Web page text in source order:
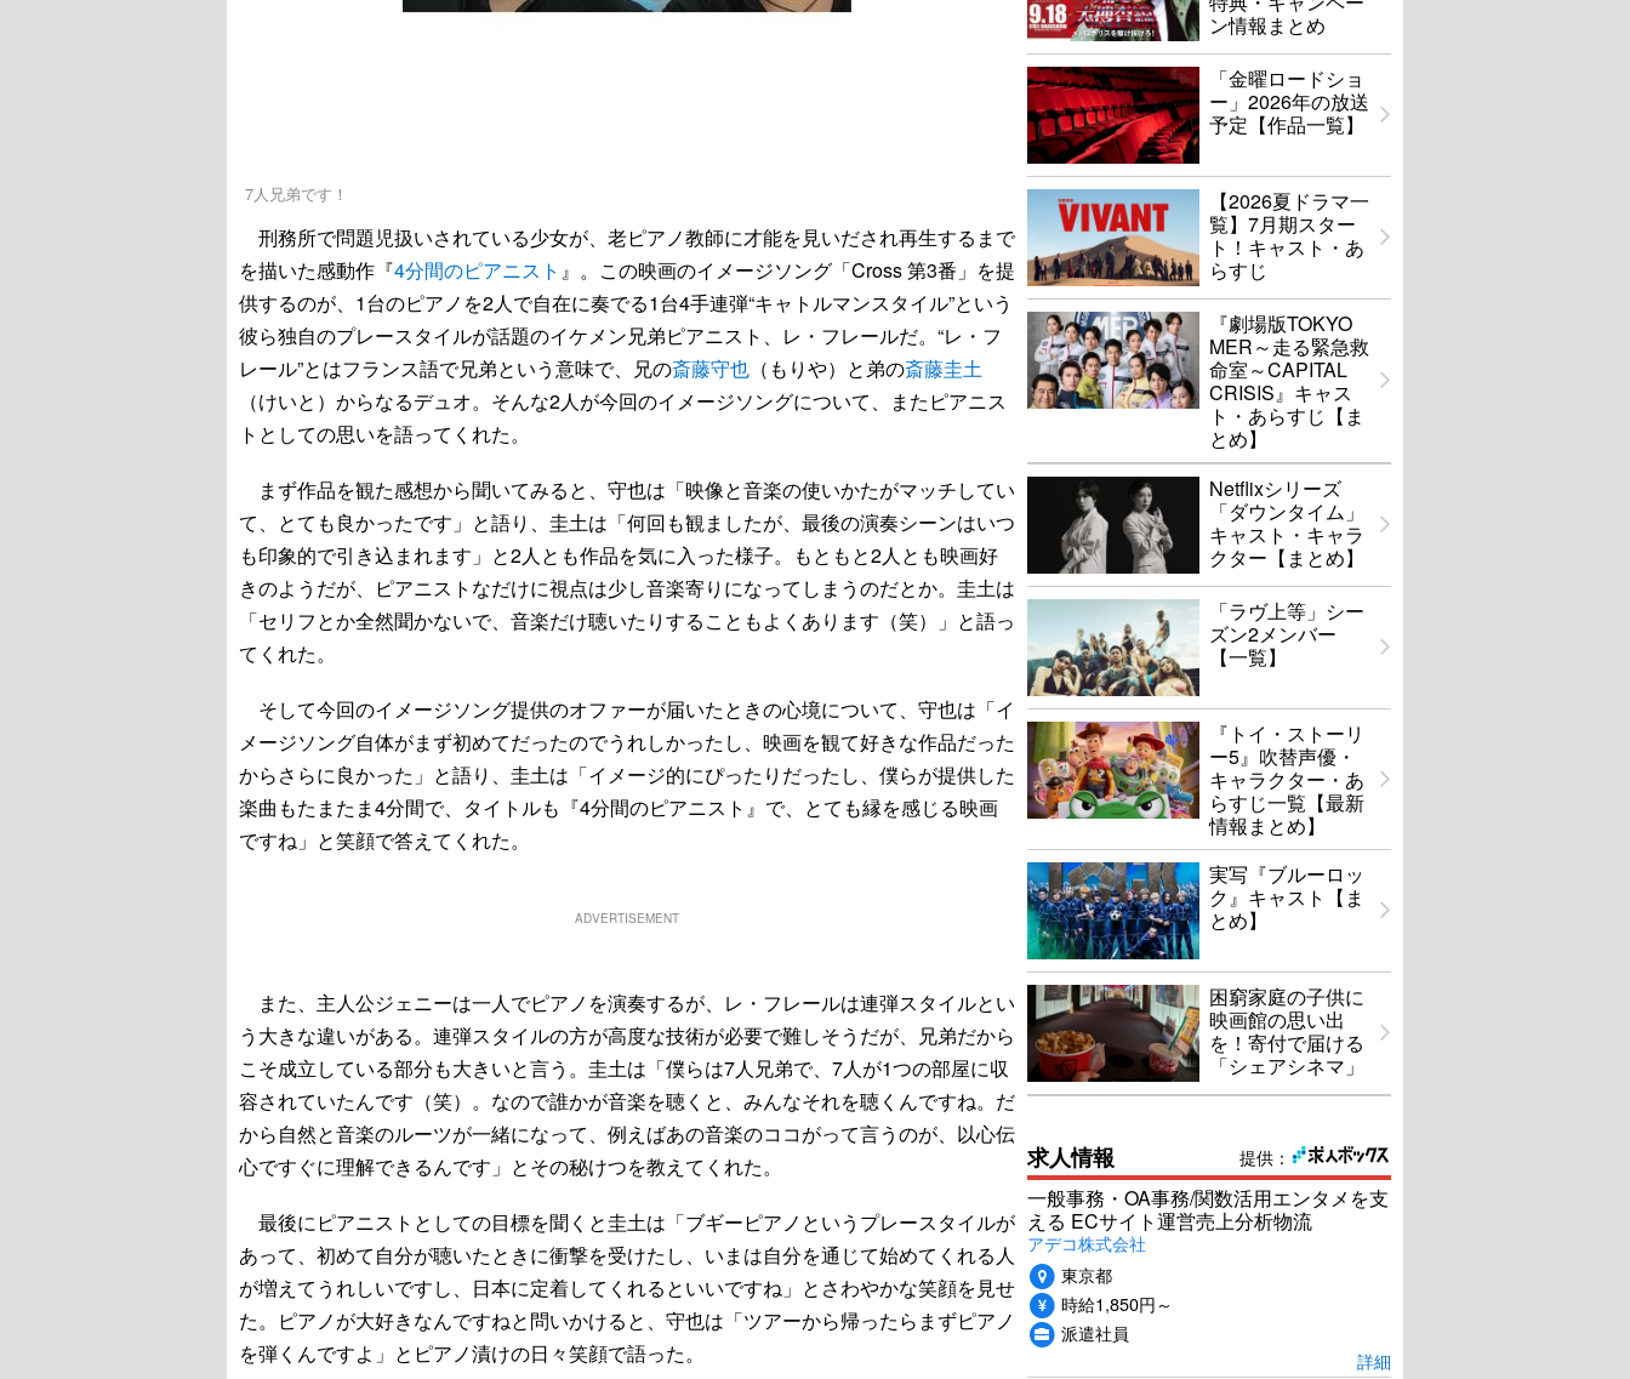
7人兄弟です！
刑務所で問題児扱いされている少女が、老ピアノ教師に才能を見いだされ再生するまで
を描いた感動作『4分間のピアニスト 』。この映画のイメージソング「Cross 第3番」を提
供するのが、1台のピアノを2人で自在に奏でる1台4手連弾“キャトルマンスタイル”という
彼ら独自のプレースタイルが話題のイケメン兄弟ピアニスト、レ・フレールだ。“レ・フ
レール”とはフランス語で兄弟という意味で、兄の斎藤守也 （もりや）と弟の斎藤圭土
（けいと）からなるデュオ。そんな2人が今回のイメージソングについて、またピアニス
トとしての思いを語ってくれた。
まず作品を観た感想から聞いてみると、守也は「映像と音楽の使いかたがマッチしてい
て、とても良かったです」と語り、圭土は「何回も観ましたが、最後の演奏シーンはいつ
も印象的で引き込まれます」と2人とも作品を気に入った様子。もともと2人とも映画好
きのようだが、ピアニストなだけに視点は少し音楽寄りになってしまうのだとか。圭土は
「セリフとか全然聞かないで、音楽だけ聴いたりすることもよくあります（笑）」と語っ
てくれた。
そして今回のイメージソング提供のオファーが届いたときの心境について、守也は「イ
メージソング自体がまず初めてだったのでうれしかったし、映画を観て好きな作品だった
からさらに良かった」と語り、圭土は「イメージ的にぴったりだったし、僕らが提供した
楽曲もたまたま4分間で、タイトルも『4分間のピアニスト』で、とても縁を感じる映画
ですね」と笑顔で答えてくれた。
ADVERTISEMENT
また、主人公ジェニーは一人でピアノを演奏するが、レ・フレールは連弾スタイルとい
う大きな違いがある。連弾スタイルの方が高度な技術が必要で難しそうだが、兄弟だから
こそ成立している部分も大きいと言う。圭土は「僕らは7人兄弟で、7人が1つの部屋に収
容されていたんです（笑）。なので誰かが音楽を聴くと、みんなそれを聴くんですね。だ
から自然と音楽のルーツが一緒になって、例えばあの音楽のココがって言うのが、以心伝
心ですぐに理解できるんです」とその秘けつを教えてくれた。
最後にピアニストとしての目標を聞くと圭土は「ブギーピアノというプレースタイルが
あって、初めて自分が聴いたときに衝撃を受けたし、いまは自分を通じて始めてくれる人
が増えてうれしいですし、日本に定着してくれるといいですね」とさわやかな笑顔を見せ
た。ピアノが大好きなんですねと問いかけると、守也は「ツアーから帰ったらまずピアノ
を弾くんですよ」とピアノ漬けの日々笑顔で語った。
ン情報まとめ
「金曜ロードショ
ー」2026年の放送
予定【作品一覧】
【2026夏ドラマ一
覧】7月期スター
ト！キャスト・あ
らすじ
『劇場版TOKYO
MER～走る緊急救
命室～CAPITAL
CRISIS』キャス
ト・あらすじ【ま
とめ】
Netflixシリーズ
「ダウンタイム」
キャスト・キャラ
クター【まとめ】
「ラヴ上等」シー
ズン2メンバー
【一覧】
『トイ・ストーリ
ー5』吹替声優・
キャラクター・あ
らすじ一覧【最新
情報まとめ】
実写『ブルーロッ
ク』キャスト【ま
とめ】
困窮家庭の子供に
映画館の思い出
を！寄付で届ける
「シェアシネマ」
提供：
求人情報
一般事務・OA事務/関数活用エンタメを支
える ECサイト運営売上分析物流
アデコ株式会社
東京都
時給1,850円～
派遣社員
詳細